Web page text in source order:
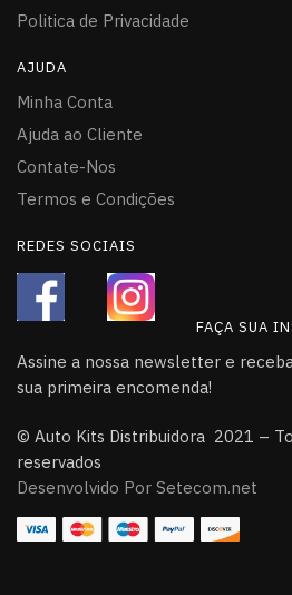
Politica de Privacidade
AJUDA
Minha Conta
Ajuda ao Cliente
Contate-Nos
Termos e Condições
REDES SOCIAIS
FAÇA SUA
Assine a nossa newsletter e
sua primeira encomenda!
© Auto Kits Distribuidora 2021 –
reservados
Desenvolvido Por Setecom.net